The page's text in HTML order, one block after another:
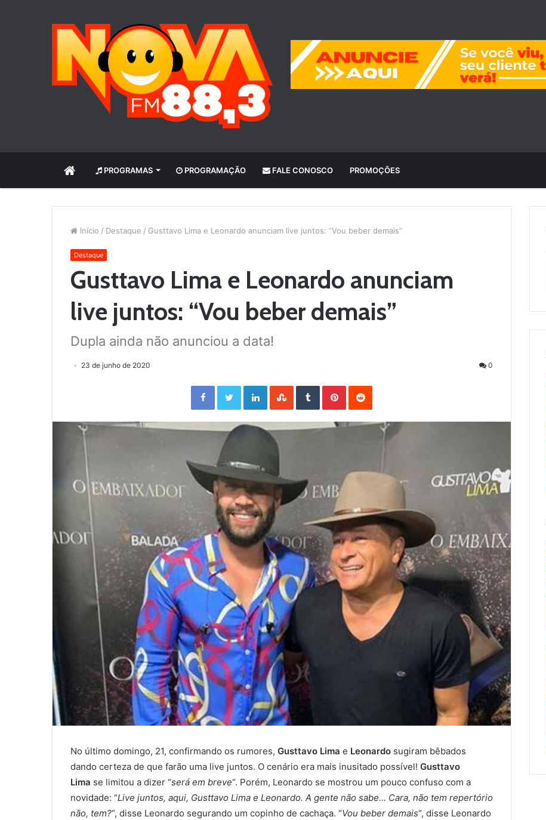
INÍCIO PROGRAMAS PROGRAMAÇÃO FALE CONOSCO PROMOÇÕES
Início / Destaque / Gusttavo Lima e Leonardo anunciam live juntos: “Vou beber demais”
Destaque
Gusttavo Lima e Leonardo anunciam
live juntos: “Vou beber demais”
Dupla ainda não anunciou a data!
23 de junho de 2020 0
Facebook Twitter LinkedIn StumbleUpon Tumblr Pinterest
No último domingo, 21, confirmando os rumores, Gusttavo Lima e Leonardo sugiram bêbados
dando certeza de que farão uma live juntos. O cenário era mais inusitado possível! Gusttavo
Lima se limitou a dizer “será em breve“. Porém, Leonardo se mostrou um pouco confuso com a
novidade: “Live juntos, aqui, Gusttavo Lima e Leonardo. A gente não sabe… Cara, não tem repertório
não, tem?“, disse Leonardo segurando um copinho de cachaça. “Vou beber demais“, disse Leonardo